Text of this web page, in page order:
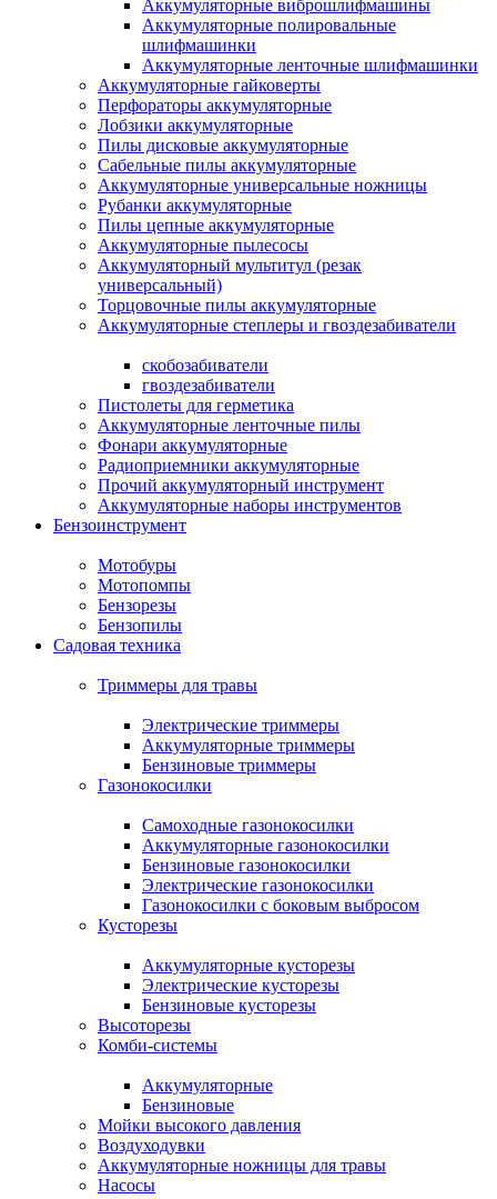
Аккумуляторные виброшлифмашины
Аккумуляторные полировальные
шлифмашинки
Аккумуляторные ленточные шлифмашинки
Аккумуляторные гайковерты
Перфораторы аккумуляторные
Лобзики аккумуляторные
Пилы дисковые аккумуляторные
Сабельные пилы аккумуляторные
Аккумуляторные универсальные ножницы
Рубанки аккумуляторные
Пилы цепные аккумуляторные
Аккумуляторные пылесосы
Аккумуляторный мультитул (резак
универсальный)
Торцовочные пилы аккумуляторные
Аккумуляторные степлеры и гвоздезабиватели
скобозабиватели
гвоздезабиватели
Пистолеты для герметика
Аккумуляторные ленточные пилы
Фонари аккумуляторные
Радиоприемники аккумуляторные
Прочий аккумуляторный инструмент
Аккумуляторные наборы инструментов
Бензоинструмент
Мотобуры
Мотопомпы
Бензорезы
Бензопилы
Садовая техника
Триммеры для травы
Электрические триммеры
Аккумуляторные триммеры
Бензиновые триммеры
Газонокосилки
Самоходные газонокосилки
Аккумуляторные газонокосилки
Бензиновые газонокосилки
Электрические газонокосилки
Газонокосилки с боковым выбросом
Кусторезы
Аккумуляторные кусторезы
Электрические кусторезы
Бензиновые кусторезы
Высоторезы
Комби-системы
Аккумуляторные
Бензиновые
Мойки высокого давления
Воздуходувки
Аккумуляторные ножницы для травы
Насосы